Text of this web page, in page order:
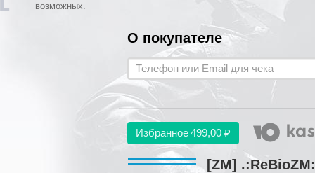
возможных.
О покупателе
Избранное499,00 ₽
[ZM]